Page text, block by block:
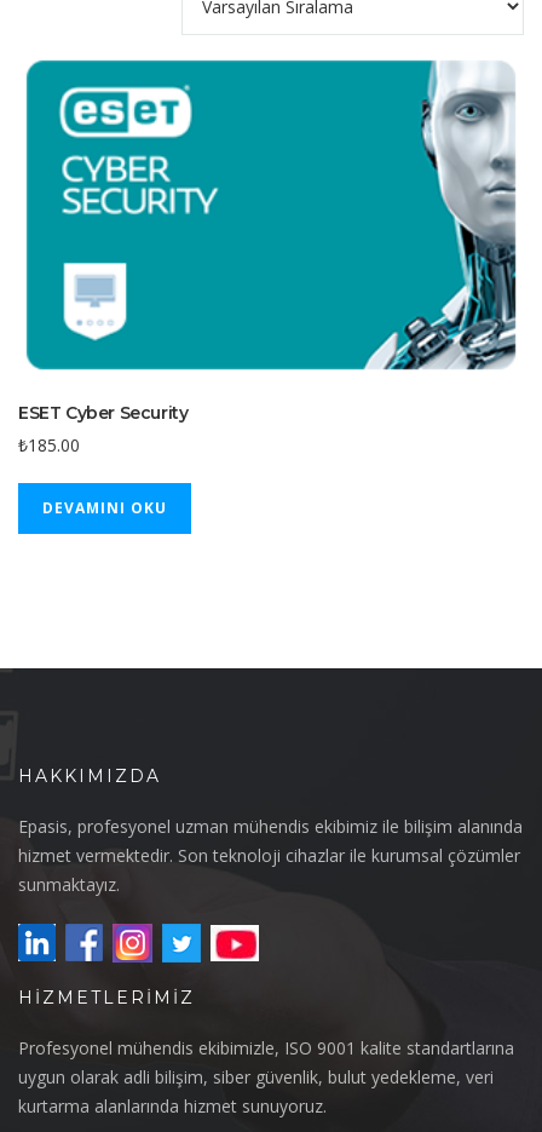
ESET Cyber Security
₺185.00
DEVAMINI OKU
HAKKIMIZDA
Epasis, profesyonel uzman mühendis ekibimiz ile bilişim alanında
hizmet vermektedir. Son teknoloji cihazlar ile kurumsal çözümler
sunmaktayız.
HIZMETLERIMIZ
Profesyonel mühendis ekibimizle, ISO 9001 kalite standartlarına
uygun olarak adli bilişim, siber güvenlik, bulut yedekleme, veri
kurtarma alanlarında hizmet sunuyoruz.